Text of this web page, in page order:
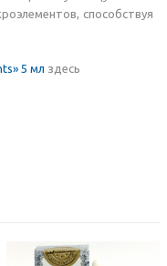
способствуя
5 мл здесь